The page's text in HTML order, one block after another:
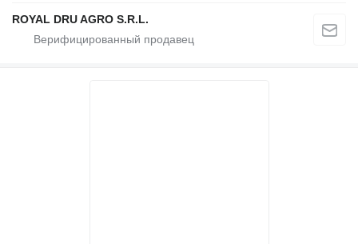
ROYAL DRU AGRO S.R.L.